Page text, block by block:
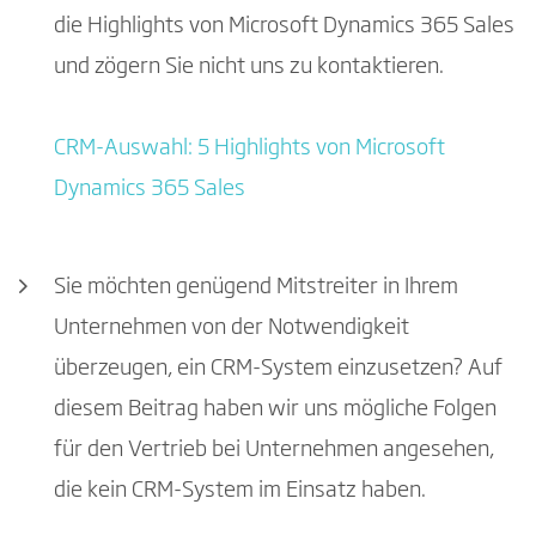
die Highlights von Microsoft Dynamics 365 Sales
und zögern Sie nicht uns zu kontaktieren.
CRM-Auswahl: 5 Highlights von Microsoft
Dynamics 365 Sales
Sie möchten genügend Mitstreiter in Ihrem
Unternehmen von der Notwendigkeit
überzeugen, ein CRM-System einzusetzen? Auf
diesem Beitrag haben wir uns mögliche Folgen
für den Vertrieb bei Unternehmen angesehen,
die kein CRM-System im Einsatz haben.